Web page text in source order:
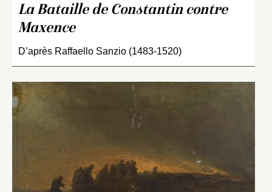
La Bataille de Constantin contre
Maxence
D’après Raffaello Sanzio (1483-1520)